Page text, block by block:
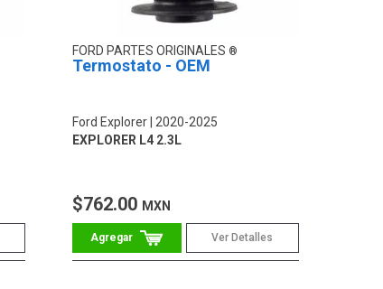
FORD PARTES ORIGINALES
Termostato - OEM
Ford Explorer 2020-2025
EXPLORER L4 2.3L
$762.00 MXN
Ver Detalles